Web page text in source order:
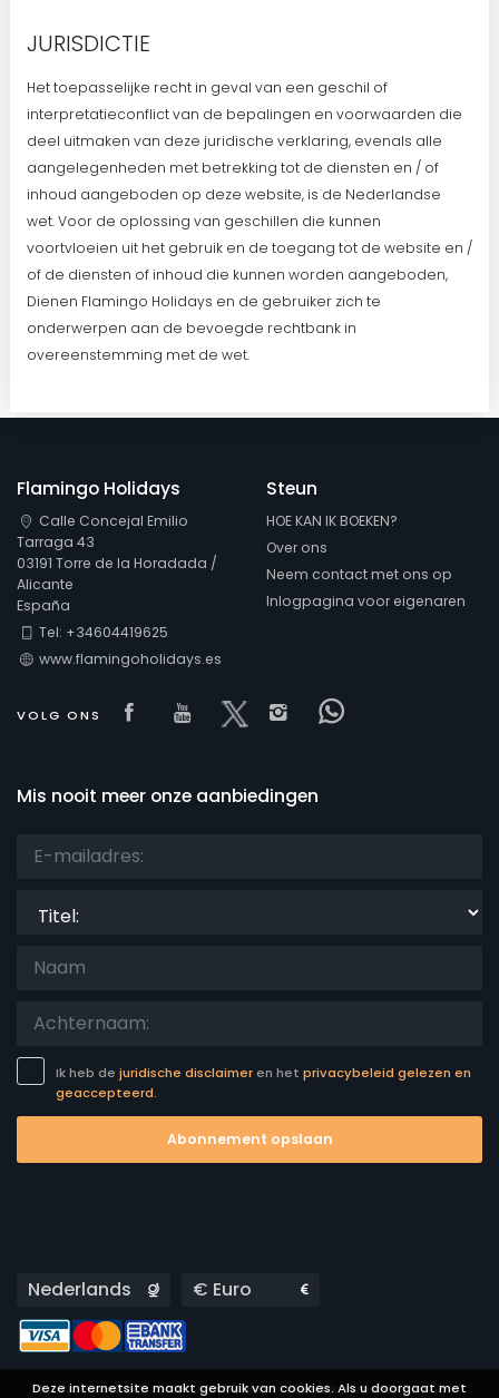
Deze internetsite maakt gebruik van cookies. Als u doorgaat met
JURISDICTIE
Het toepasselijke recht in geval van een geschil of
interpretatieconflict van de bepalingen en voorwaarden die
deel uitmaken van deze juridische verklaring, evenals alle
aangelegenheden met betrekking tot de diensten en / of
inhoud aangeboden op deze website, is de Nederlandse
wet. Voor de oplossing van geschillen die kunnen
voortvloeien uit het gebruik en de toegang tot de website en /
of de diensten of inhoud die kunnen worden aangeboden,
Dienen Flamingo Holidays en de gebruiker zich te
onderwerpen aan de bevoegde rechtbank in
overeenstemming met de wet.
Flamingo Holidays
Calle Concejal Emilio
Tarraga 43
03191 Torre de la Horadada /
Alicante
España
Tel: +34604419625
www.flamingoholidays.es
VOLG ONS Visit our Facebook page
Visit our youtube page
Visit our x page
Visit our isntagram
Visit our
Steun
HOE KAN IK BOEKEN?
Over ons
Neem contact met ons op
Inlogpagina voor eigenaren
Mis nooit meer onze aanbiedingen
Ik heb de juridische disclaimeren het privacybeleid gelezen en
geaccepteerd.
Abonnement opslaan
Languages Currencies
Huurvoorwaarden Privacybeleid Wettelijke waarschuwing